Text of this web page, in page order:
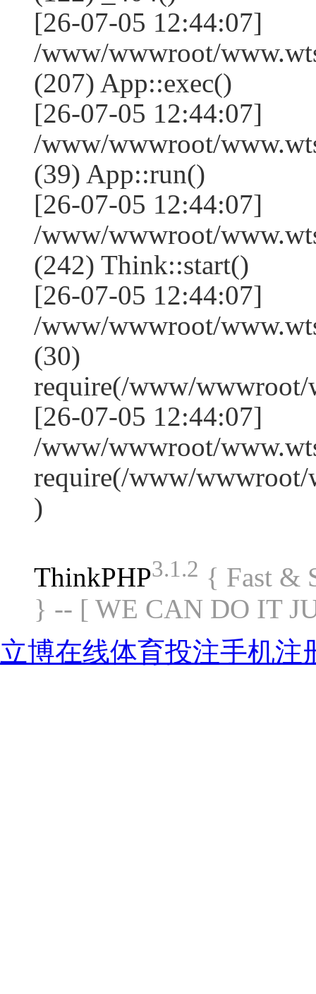
[26-07-05 12:44:07]
/www/wwwroot/
(207) App::exec()
[26-07-05 12:44:07]
/www/wwwroot/
(39) App::run()
[26-07-05 12:44:07]
/www/wwwroot/
(242) Think::start()
[26-07-05 12:44:07]
/www/wwwroot/
(30)
require(/www/wwwroot/
[26-07-05 12:44:07]
/www/wwwroot/
require(/www/wwwroot/
)
ThinkPHP3.1.2 { Fast &
} -- [ WE CAN DO IT
立博在线体育投注手机注